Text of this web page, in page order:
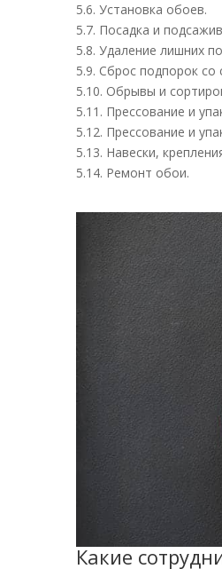
5.6. Установка обоев.
5.7. Посадка и
5.8. Удаление лишних
5.9. Сброс подпорок со
5.10. Обрывы и
5.11. Прессование и
5.12. Прессование и
5.13. Навески,
5.14. Ремонт обои.
Какие